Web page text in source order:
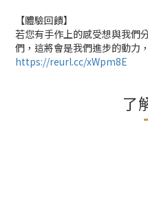
【體驗回饋】
若您有手作上的感受想與我們
們，這將會是我們進步的動力
https://reurl.cc/xWpm8E
了